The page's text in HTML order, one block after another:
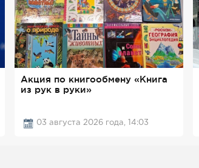
Акция по книгообмену «Книга
из рук в руки»
03 августа 2026 года, 14:03